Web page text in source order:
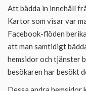
Att bädda in innehåll
Kartor som visar var
Facebook-flöden
att man samtidigt
hemsidor och tjänster
besökaren har besökt